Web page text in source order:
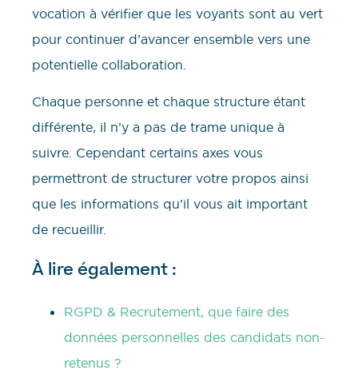
vocation à vérifier que les voyants sont au vert
pour continuer d’avancer ensemble vers une
potentielle collaboration.
Chaque personne et chaque structure étant
différente, il n’y a pas de trame unique à
suivre. Cependant certains axes vous
permettront de structurer votre propos ainsi
que les informations qu’il vous ait important
de recueillir.
À lire également :
RGPD & Recrutement, que faire des
données personnelles des candidats non-
retenus ?